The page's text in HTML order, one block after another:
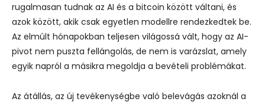
rugalmasan tudnak az AI és a bitcoin között váltani, és
azok között, akik csak egyetlen modellre rendezkedtek be.
Az elmúlt hónapokban teljesen világossá vált, hogy az AI-
pivot nem puszta fellángolás, de nem is varázslat, amely
egyik napról a másikra megoldja a bevételi problémákat.
Az átállás, az új tevékenységbe való belevágás azoknál a